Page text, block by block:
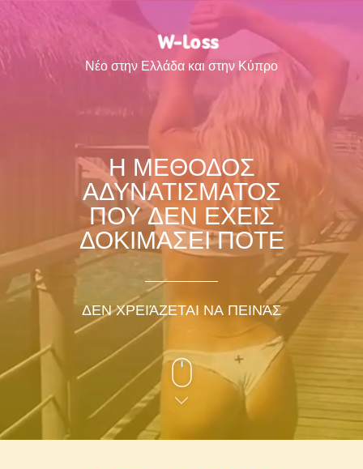
Νέο στην Ελλάδα και στην Κύπρο
Η ΜΕΘΟΔΟΣ
ΑΔΥΝΑΤΙΣΜΑΤΟΣ
ΠΟΥ ΔΕΝ ΕΧΕΙΣ
ΔΟΚΙΜΑΣΕΙ ΠΟΤΕ
ΔΕΝ ΧΡΕΙΆΖΕΤΑΙ ΝΑ ΠΕΙΝΆΣ